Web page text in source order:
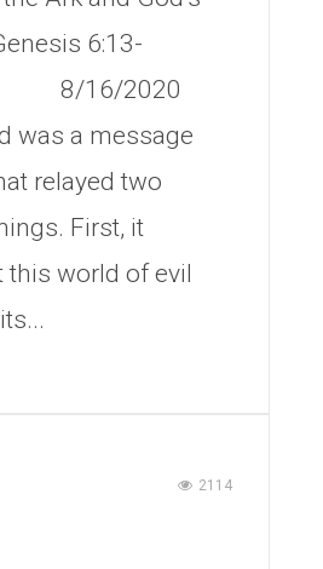
6:13-
2020
was a message
relayed two
First, it
this world of evil
2114